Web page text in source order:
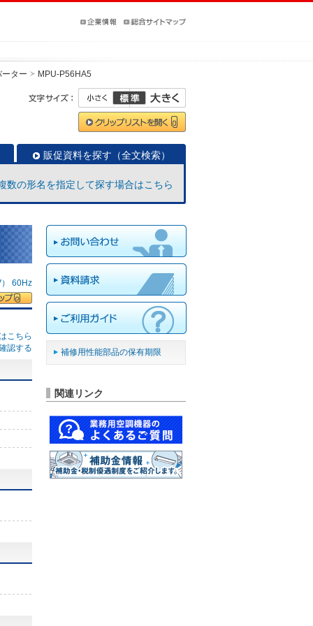
ター MPU-P56HA5
販促資料を探す（全文検索）
数の形名を指定して探す場合はこちら
60Hz
こちら
認する
補修用性能部品の保有期限
関連リンク